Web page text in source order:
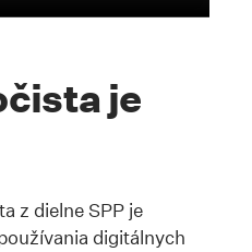
je
z dielne SPP je
digitálnych